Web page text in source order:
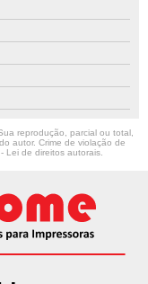
reprodução, parcial ou total,
autor. Crime de violação de
Lei de direitos autorais